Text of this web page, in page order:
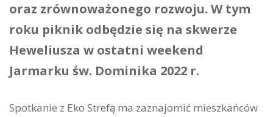
oraz zrównoważonego rozwoju. W tym
roku piknik odbędzie się na skwerze
Heweliusza w ostatni weekend
Jarmarku św. Dominika 2022 r.
Spotkanie z Eko Strefą ma zaznajomić mieszkańców